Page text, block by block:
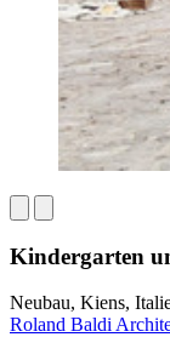
Kindergarten
Neubau, Kiens,
Roland Baldi